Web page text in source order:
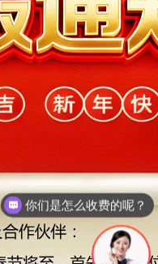
你们是怎么收费的呢？